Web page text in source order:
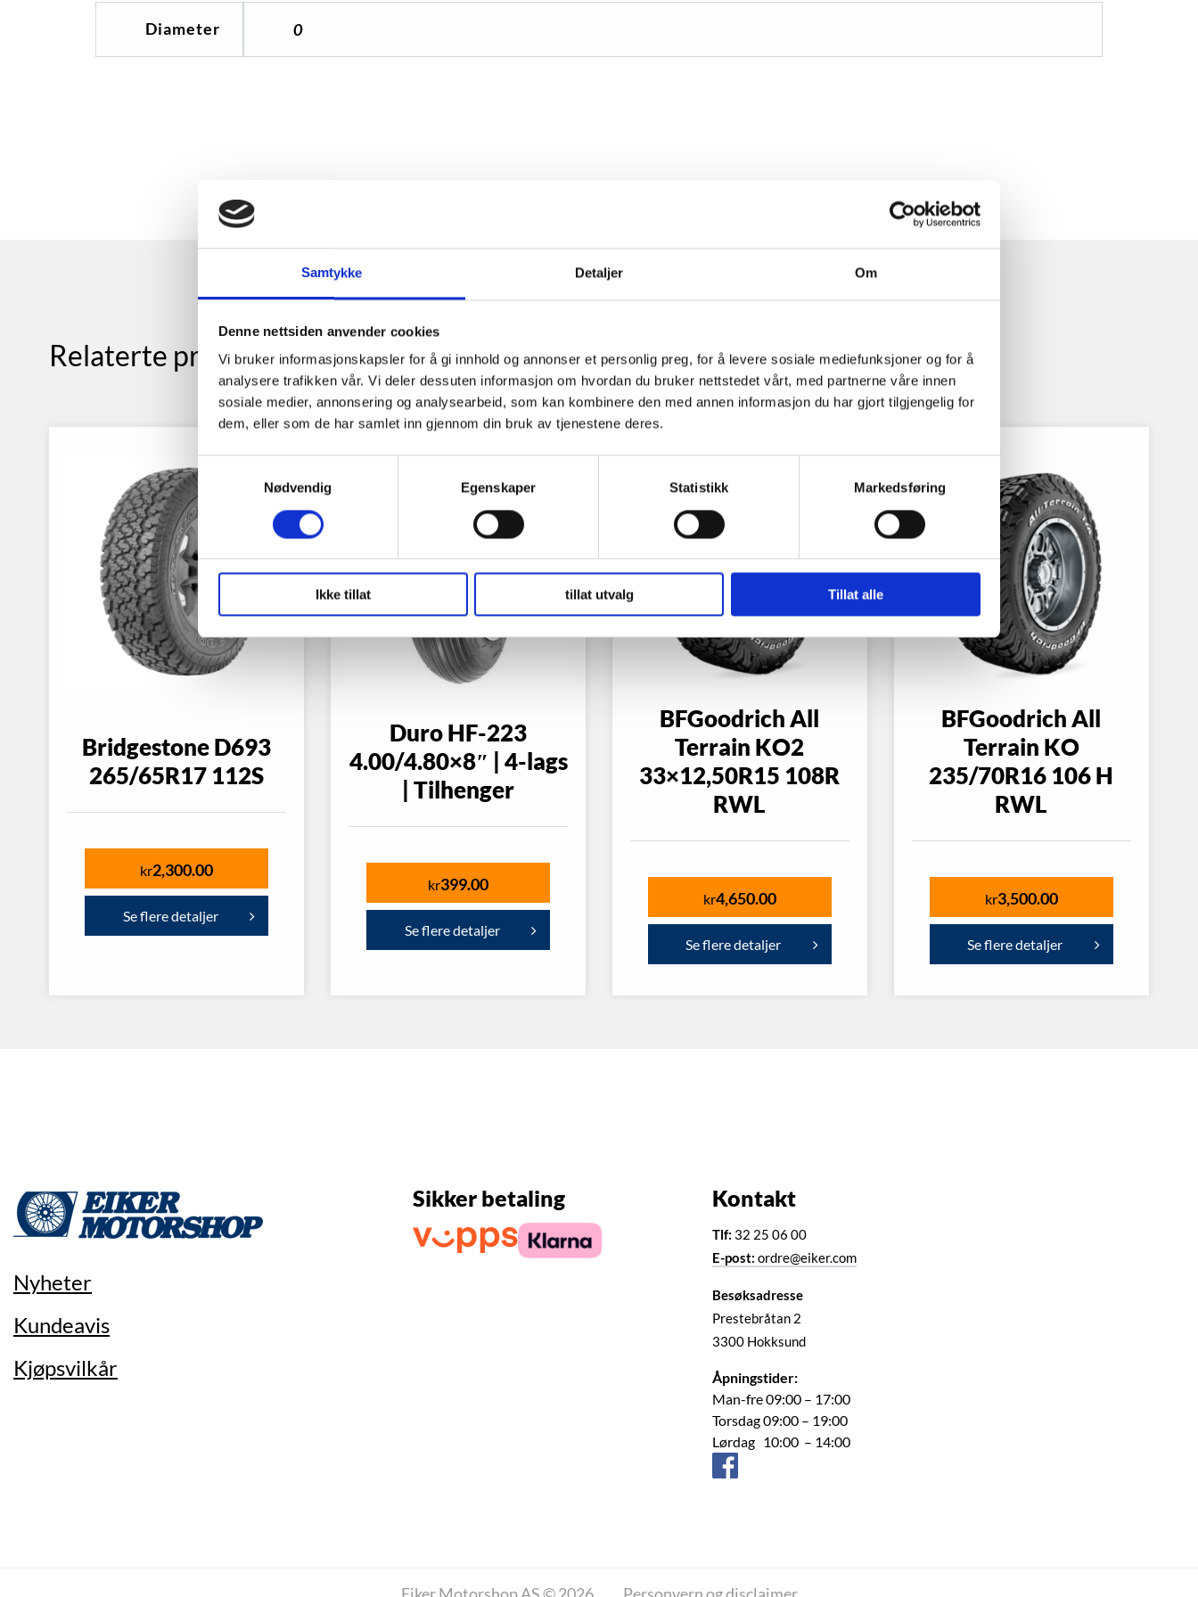
Samtykke Detaljer Om
Denne nettsiden anvender cookies
Vi bruker informasjonskapsler for å gi innhold og annonser et personlig preg, for å levere sosiale mediefunksjoner og for å
analysere trafikken vår. Vi deler dessuten informasjon om hvordan du bruker nettstedet vårt, med partnerne våre innen
sosiale medier, annonsering og analysearbeid, som kan kombinere den med annen informasjon du har gjort tilgjengelig for
dem, eller som de har samlet inn gjennom din bruk av tjenestene deres.
Samtykkevalg
Nødvendig
Egenskaper Statistikk Markedsføring
Ikke tillat tillat utvalg Tillat alle
Diameter 0
Relaterte produkter
Bridgestone D693
265/65R17 112S
kr2,300.00
Se flere detaljer
Duro HF-223
4.00/4.80×8″ | 4-lags
| Tilhenger
kr399.00
Se flere detaljer
BFGoodrich All
Terrain KO2
33×12,50R15 108R
RWL
kr4,650.00
Se flere detaljer
BFGoodrich All
Terrain KO
235/70R16 106 H
RWL
kr3,500.00
Se flere detaljer
Nyheter
Kundeavis
Kjøpsvilkår
Sikker betaling Kontakt
Tlf: 32 25 06 00
E-post: ordre@eiker.com
Besøksadresse
Prestebråtan 2
3300 Hokksund
Åpningstider:
Man-fre 09:00 – 17:00
Torsdag 09:00 – 19:00
Lørdag 10:00 – 14:00